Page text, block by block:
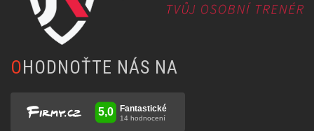
OHODNOŤTE NÁS NA